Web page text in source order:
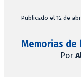
Publicado el 12 de
Memorias de
Por